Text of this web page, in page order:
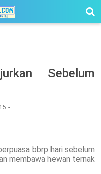
Sebelum
bbrp hari sebelum
membawa hewan ternak